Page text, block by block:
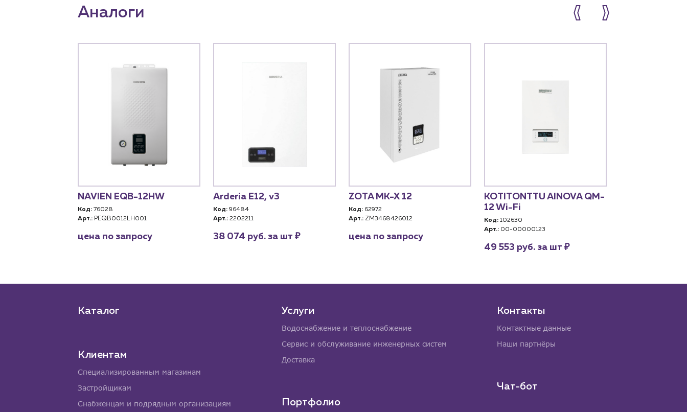
Аналоги
NAVIEN EQB-12HW
Код: 76028
Арт.: PEQB0012LH001
цена по запросу
Arderia E12, v3
Код: 96484
Арт.: 2202211
38 074 руб. за шт ₽
ZOTA MK-X 12
Код: 62972
Арт.: ZM3468426012
цена по запросу
KOTITONTTU AINOVA QM-
12 Wi-Fi
Код: 102630
Арт.: 00-00000123
49 553 руб. за шт ₽
Каталог
Клиентам
Специализированным магазинам
Застройщикам
Снабженцам и подрядным организациям
Услуги
Водоснабжение и теплоснабжение
Сервис и обслуживание инженерных систем
Доставка
Портфолио
Контакты
Контактные данные
Наши партнёры
Чат-бот